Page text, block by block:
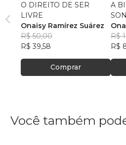
O DIREITO DE SER
LIVRE
Onaisy Ramírez Suárez
R$ 50,00
R$ 39,58
Comprar
A
R$
R$
Você também